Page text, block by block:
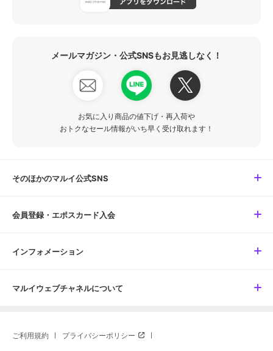
メールマガジン・公式SNSもお見逃しなく！
お気に入り商品の値下げ・再入荷や
おトクなセール情報がいち早く受け取れます！
そのほかのマルイ公式SNS
会員登録・エポスカード入会
インフォメーション
マルイウェブチャネルについて
ご利用規約 プライバシーポリシー